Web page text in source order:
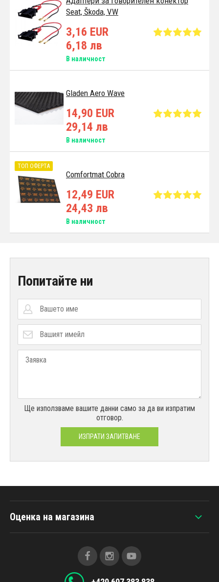
Seat, Škoda, VW
3,16 EUR
6,18 лв
В наличност
Gladen Aero Wave
14,90 EUR
29,14 лв
В наличност
Comfortmat Cobra
ТОП ОФЕРТА
12,49 EUR
24,43 лв
В наличност
Попитайте ни
Ще използваме вашите данни само за да ви изпратим
отговор.
ИЗПРАТИ ЗАПИТВАНЕ
Оценка на магазина